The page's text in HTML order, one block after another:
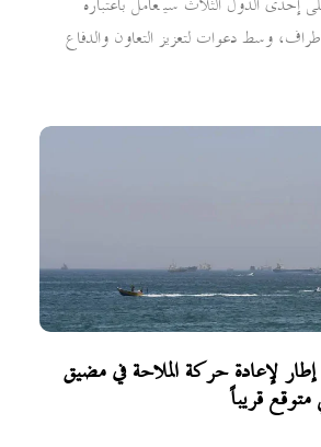
وسط دعوات لتعزيز التعاون والدفاع
لإعادة حركة الملاحة في مضيق
قريباً